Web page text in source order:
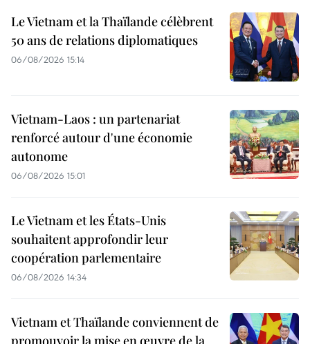
Le Vietnam et la Thaïlande célèbrent
50 ans de relations diplomatiques
06/08/2026 15:14
Vietnam-Laos : un partenariat
renforcé autour d'une économie
autonome
06/08/2026 15:01
Le Vietnam et les États-Unis
souhaitent approfondir leur
coopération parlementaire
06/08/2026 14:34
Vietnam et Thaïlande conviennent de
promouvoir la mise en œuvre de la